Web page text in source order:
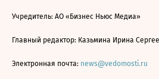
Учредитель: АО «Бизнес Ньюс Медиа»
Главный редактор: Казьмина Ирина
Электронная почта: news@vedomosti.ru